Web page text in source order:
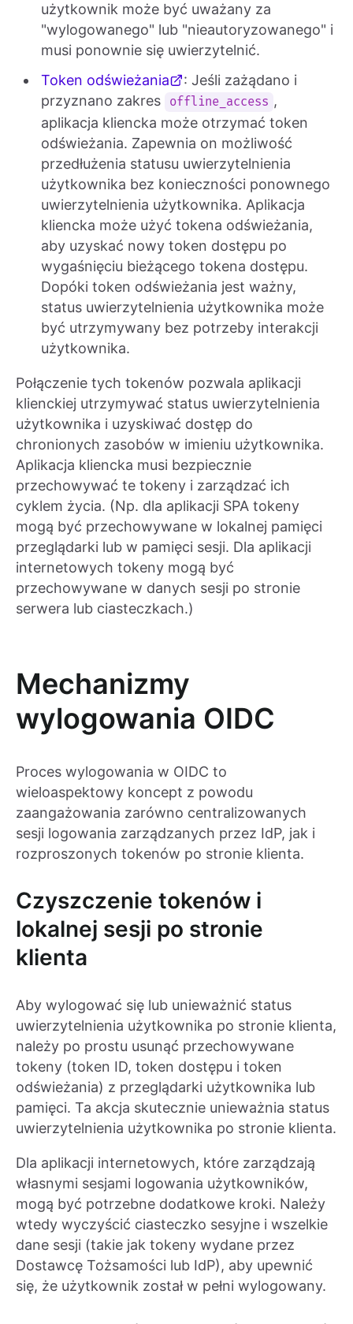
użytkownik może być uważany za
"wylogowanego" lub "nieautoryzowanego" i
musi ponownie się uwierzytelnić.
Token odświeżania
: Jeśli zażądano i
przyznano zakres
offline_access ,
aplikacja kliencka może otrzymać token
odświeżania. Zapewnia on możliwość
przedłużenia statusu uwierzytelnienia
użytkownika bez konieczności ponownego
uwierzytelnienia użytkownika. Aplikacja
kliencka może użyć tokena odświeżania,
aby uzyskać nowy token dostępu po
wygaśnięciu bieżącego tokena dostępu.
Dopóki token odświeżania jest ważny,
status uwierzytelnienia użytkownika może
być utrzymywany bez potrzeby interakcji
użytkownika.
Połączenie tych tokenów pozwala aplikacji
klienckiej utrzymywać status uwierzytelnienia
użytkownika i uzyskiwać dostęp do
chronionych zasobów w imieniu użytkownika.
Aplikacja kliencka musi bezpiecznie
przechowywać te tokeny i zarządzać ich
cyklem życia. (Np. dla aplikacji SPA tokeny
mogą być przechowywane w lokalnej pamięci
przeglądarki lub w pamięci sesji. Dla aplikacji
internetowych tokeny mogą być
przechowywane w danych sesji po stronie
serwera lub ciasteczkach.)
Mechanizmy
wylogowania OIDC
Proces wylogowania w OIDC to
wieloaspektowy koncept z powodu
zaangażowania zarówno centralizowanych
sesji logowania zarządzanych przez IdP, jak i
rozproszonych tokenów po stronie klienta.
Czyszczenie tokenów i
lokalnej sesji po stronie
klienta
Aby wylogować się lub unieważnić status
uwierzytelnienia użytkownika po stronie klienta,
należy po prostu usunąć przechowywane
tokeny (token ID, token dostępu i token
odświeżania) z przeglądarki użytkownika lub
pamięci. Ta akcja skutecznie unieważnia status
uwierzytelnienia użytkownika po stronie klienta.
Dla aplikacji internetowych, które zarządzają
własnymi sesjami logowania użytkowników,
mogą być potrzebne dodatkowe kroki. Należy
wtedy wyczyścić ciasteczko sesyjne i wszelkie
dane sesji (takie jak tokeny wydane przez
Dostawcę Tożsamości lub IdP), aby upewnić
się, że użytkownik został w pełni wylogowany.